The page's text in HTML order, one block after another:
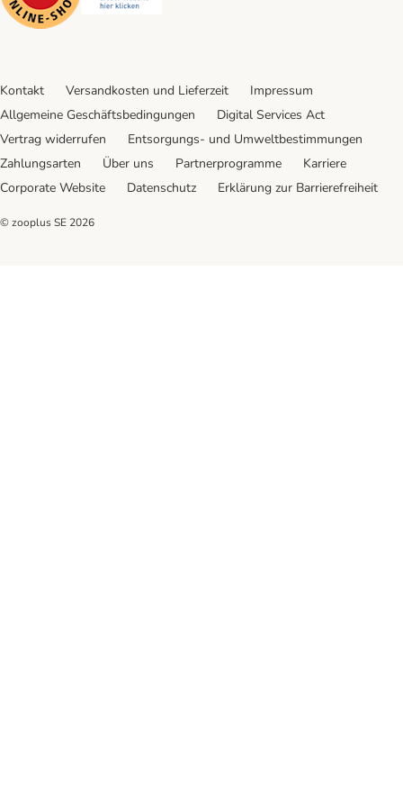
Kontakt Versandkosten und Lieferzeit
Impressum
Allgemeine Geschäftsbedingungen
Digital Services Act
Vertrag widerrufen
Entsorgungs- und Umweltbestimmungen
Zahlungsarten
Über uns Partnerprogramme
Karriere
Corporate Website
Datenschutz Erklärung zur Barrierefreiheit
© zooplus SE 2026